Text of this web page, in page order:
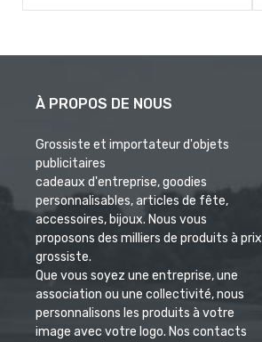
À PROPOS DE NOUS
Grossiste et importateur d'objets
publicitaires
cadeaux d'entreprise, goodies
personnalisables, articles de fête,
accessoires, bijoux. Nous vous
proposons des milliers de produits à prix
grossiste.
Que vous soyez une entreprise, une
association ou une collectivité, nous
personnalisons les produits à votre
image avec votre logo. Nos contacts